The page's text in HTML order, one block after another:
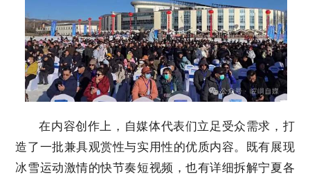
在内容创作上，自媒体代表们立足受众需求，打
造了一批兼具观赏性与实用性的优质内容。既有展现
冰雪运动激情的快节奏短视频，也有详细拆解宁夏各